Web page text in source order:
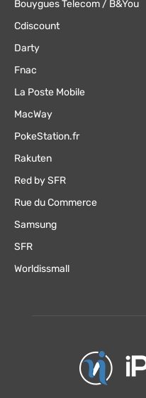
Bouygues Telecom / B&You
Cdiscount
Darty
Fnac
La Poste Mobile
MacWay
PokeStation.fr
Rakuten
Red by SFR
Rue du Commerce
Samsung
SFR
Worldissmall